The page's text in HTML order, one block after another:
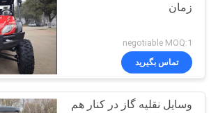
موتور سیکلت بالا
زمان
negotiable MOQ:1
تماس بگیرید
وسایل نقلیه گاز در کنار هم